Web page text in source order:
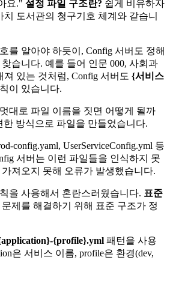
요." 설정 파일 구조란? 쉽게 비유하자
치 도서관의 청구기호 체계와 같습니
를 알아야 하듯이, Config 서버도 정해
습니다. 예를 들어 인문 000, 사회과
져 있는 것처럼, Config 서버도 {서비스
이 있습니다.
대로 파일 이름을 짓면 어떻게 될까
한 방식으로 파일을 만들었습니다.
config.yaml, UserServiceConfig.yml 등
서버는 이런 파일들을 인식하지 못
져오지 못해 오류가 발생했습니다.
을 사용해서 혼란스러웠습니다. 표준
제를 해결하기 위해 표준 구조가 정
{profile}.yml 패턴을 사용
은 서비스 이름, profile은 환경(dev,